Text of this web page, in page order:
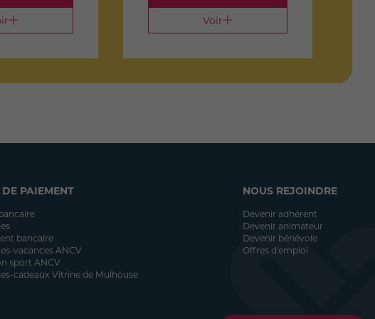
Voir
DE PAIEMENT
bancaire
vacances ANCV
sport ANCV
cadeaux Vitrine de Mulhouse
NOUS REJOINDRE
Devenir adhérent
Devenir animateur
Devenir bénévole
Offres d'emploi